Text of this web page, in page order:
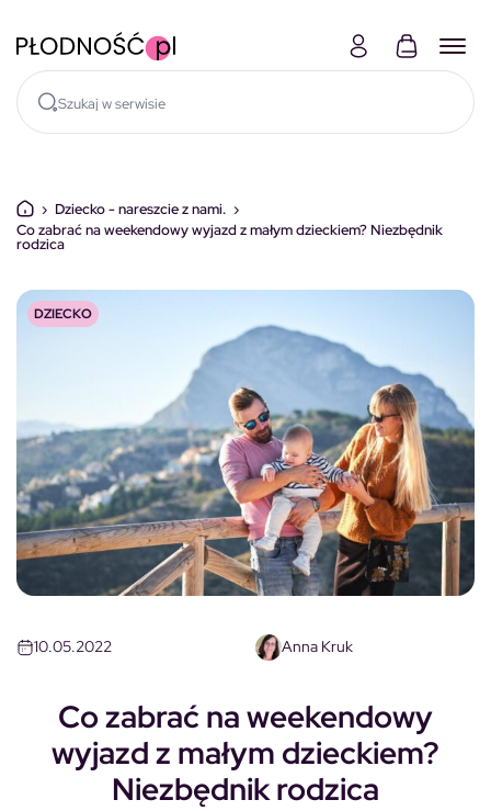
› Dziecko - nareszcie z nami. ›
Co zabrać na weekendowy wyjazd z małym dzieckiem? Niezbędnik
rodzica
DZIECKO
10.05.2022 Anna Kruk
Co zabrać na weekendowy
wyjazd z małym dzieckiem?
Niezbędnik rodzica